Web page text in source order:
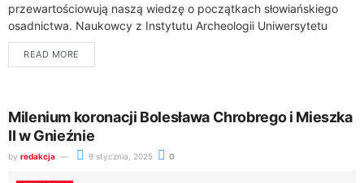
przewartościowują naszą wiedzę o początkach słowiańskiego
osadnictwa. Naukowcy z Instytutu Archeologii Uniwersytetu
Jagiellońskiego odkryli niezwykłe pozostałości pierwszych
słowiańskich osad, które sięgają VI wieku n.e.Badania
READ MORE
Milenium koronacji Bolesława Chrobrego i Mieszka
II w Gnieźnie
by redakcja 9 stycznia, 2025 0